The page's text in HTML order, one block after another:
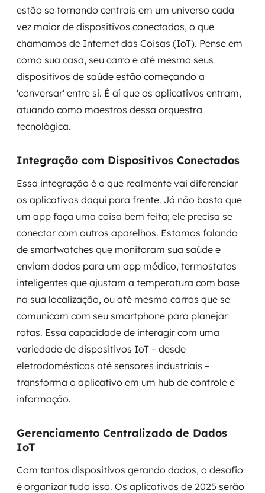
estão se tornando centrais em um universo cada
vez maior de dispositivos conectados, o que
chamamos de Internet das Coisas (IoT). Pense em
como sua casa, seu carro e até mesmo seus
dispositivos de saúde estão começando a
'conversar' entre si. É aí que os aplicativos entram,
atuando como maestros dessa orquestra
tecnológica.
Integração com Dispositivos Conectados
Essa integração é o que realmente vai diferenciar
os aplicativos daqui para frente. Já não basta que
um app faça uma coisa bem feita; ele precisa se
conectar com outros aparelhos. Estamos falando
de smartwatches que monitoram sua saúde e
enviam dados para um app médico, termostatos
inteligentes que ajustam a temperatura com base
na sua localização, ou até mesmo carros que se
comunicam com seu smartphone para planejar
rotas. Essa capacidade de interagir com uma
variedade de dispositivos IoT – desde
eletrodomésticos até sensores industriais –
transforma o aplicativo em um hub de controle e
informação.
Gerenciamento Centralizado de Dados
IoT
Com tantos dispositivos gerando dados, o desafio
é organizar tudo isso. Os aplicativos de 2025 serão